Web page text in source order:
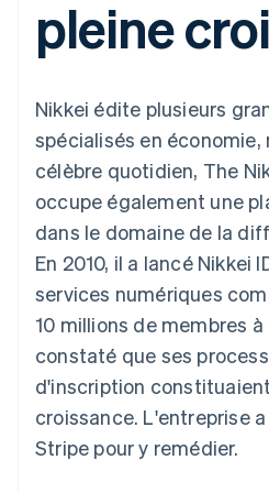
Moyens de
paiement
Terminal
Paiements en
personne
Authorization
Acceptation
optimisée
Paiements
accélérés
Connections
Comptes
associés
Data
des
Plus
l’application
Marketplaces
Gestion
Par secteur
Entreprises
créateurs
Jeux
Hôtellerie,
loisirs
Assurance
Médias et
Organisations
non lucratif
Services aux
Gérer des
abonnements
Proposer une
bancaires
des
Fournir et
services avec
agents
Ressources
Intégrations
Exemples de
Blog des
État de l'API
Entreprise
Sessions :
annuelle
Carrières
Communiqués
presse
Stripe Press
Contact
Contacter
Devenir
pleine
Nikkei édite plusieurs
spécialisés en
célèbre quotidien, The
occupe également une
dans le domaine de la
En 2010, il a lancé Nikkei
services numériques
10 millions de membres à
constaté que ses
d'inscription
croissance. L'entreprise
Stripe pour y remédier.